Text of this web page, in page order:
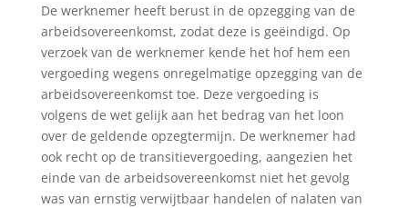
De werknemer heeft berust in de opzegging van de
arbeidsovereenkomst, zodat deze is geëindigd. Op
verzoek van de werknemer kende het hof hem een
vergoeding wegens onregelmatige opzegging van de
arbeidsovereenkomst toe. Deze vergoeding is
volgens de wet gelijk aan het bedrag van het loon
over de geldende opzegtermijn. De werknemer had
ook recht op de transitievergoeding, aangezien het
einde van de arbeidsovereenkomst niet het gevolg
was van ernstig verwijtbaar handelen of nalaten van